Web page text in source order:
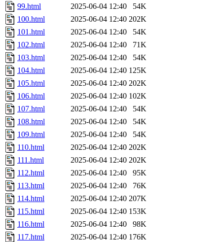
99.html
2025-06-04 12:40
54K
100.html
2025-06-04 12:40 202K
101.html
2025-06-04 12:40
54K
102.html
2025-06-04 12:40
71K
103.html
2025-06-04 12:40
54K
104.html
2025-06-04 12:40 125K
105.html
2025-06-04 12:40 202K
106.html
2025-06-04 12:40 102K
107.html
2025-06-04 12:40
54K
108.html
2025-06-04 12:40
54K
109.html
2025-06-04 12:40
54K
110.html
2025-06-04 12:40 202K
111.html
2025-06-04 12:40 202K
112.html
2025-06-04 12:40
95K
113.html
2025-06-04 12:40
76K
114.html
2025-06-04 12:40 207K
115.html
2025-06-04 12:40 153K
116.html
2025-06-04 12:40
98K
117.html
2025-06-04 12:40 176K